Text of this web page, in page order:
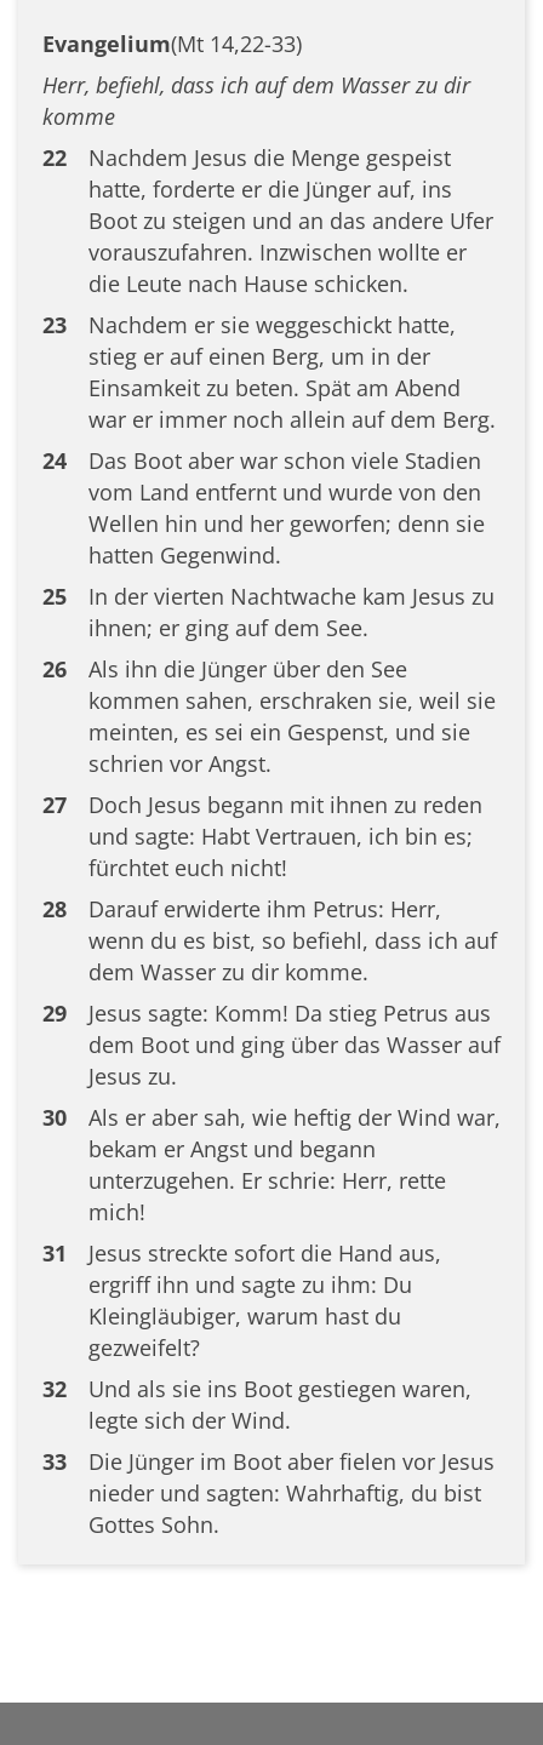
Evangelium(Mt 14,22-33)
Herr, befiehl, dass ich auf dem Wasser zu dir
komme
22
Nachdem Jesus die Menge gespeist
hatte, forderte er die Jünger auf, ins
Boot zu steigen und an das andere Ufer
vorauszufahren. Inzwischen wollte er
die Leute nach Hause schicken.
23
Nachdem er sie weggeschickt hatte,
stieg er auf einen Berg, um in der
Einsamkeit zu beten. Spät am Abend
war er immer noch allein auf dem Berg.
24
Das Boot aber war schon viele Stadien
vom Land entfernt und wurde von den
Wellen hin und her geworfen; denn sie
hatten Gegenwind.
25
In der vierten Nachtwache kam Jesus zu
ihnen; er ging auf dem See.
26
Als ihn die Jünger über den See
kommen sahen, erschraken sie, weil sie
meinten, es sei ein Gespenst, und sie
schrien vor Angst.
27
Doch Jesus begann mit ihnen zu reden
und sagte: Habt Vertrauen, ich bin es;
fürchtet euch nicht!
28
Darauf erwiderte ihm Petrus: Herr,
wenn du es bist, so befiehl, dass ich auf
dem Wasser zu dir komme.
29
Jesus sagte: Komm! Da stieg Petrus aus
dem Boot und ging über das Wasser auf
Jesus zu.
30
Als er aber sah, wie heftig der Wind war,
bekam er Angst und begann
unterzugehen. Er schrie: Herr, rette
mich!
31
Jesus streckte sofort die Hand aus,
ergriff ihn und sagte zu ihm: Du
Kleingläubiger, warum hast du
gezweifelt?
32
Und als sie ins Boot gestiegen waren,
legte sich der Wind.
33
Die Jünger im Boot aber fielen vor Jesus
nieder und sagten: Wahrhaftig, du bist
Gottes Sohn.